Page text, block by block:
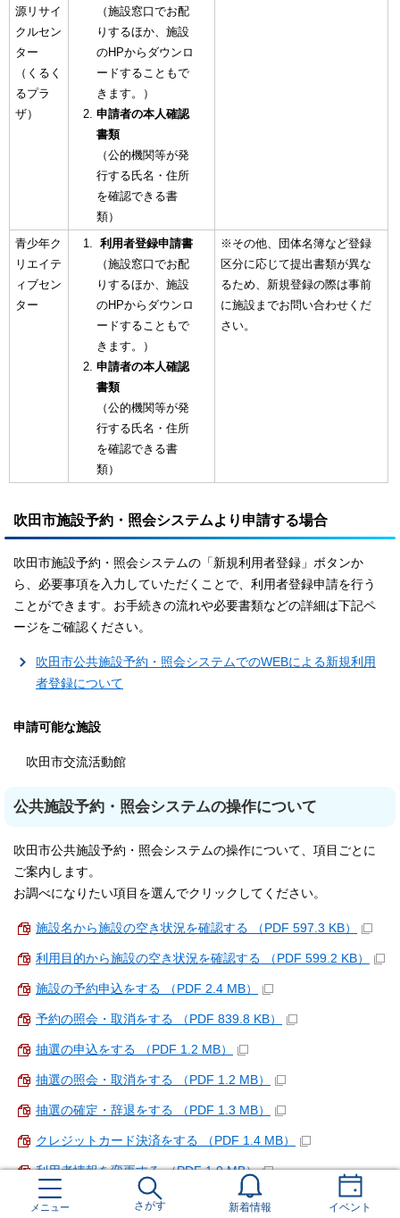
源リサイ
クルセン
ター
（くるく
るプラ
ザ）
（施設窓口でお配
りするほか、施設
のHPからダウンロ
ードすることもで
きます。）
申請者の本人確認
書類
（公的機関等が発
行する氏名・住所
を確認できる書
類）
青少年ク
リエイテ
ィブセン
ター
利用者登録申請書
（施設窓口でお配
りするほか、施設
のHPからダウンロ
ードすることもで
きます。）
申請者の本人確認
書類
（公的機関等が発
行する氏名・住所
を確認できる書
類）
※その他、団体名簿など登録
区分に応じて提出書類が異な
るため、新規登録の際は事前
に施設までお問い合わせくだ
さい。
吹田市施設予約・照会システムより申請する場合
吹田市施設予約・照会システムの「新規利用者登録」ボタンか
ら、必要事項を入力していただくことで、利用者登録申請を行う
ことができます。お手続きの流れや必要書類などの詳細は下記ペ
ージをご確認ください。
吹田市公共施設予約・照会システムでのWEBによる新規利用
者登録について
申請可能な施設
吹田市交流活動館
公共施設予約・照会システムの操作について
吹田市公共施設予約・照会システムの操作について、項目ごとに
ご案内します。
お調べになりたい項目を選んでクリックしてください。
施設名から施設の空き状況を確認する （PDF 597.3 KB）
利用目的から施設の空き状況を確認する （PDF 599.2 KB）
施設の予約申込をする （PDF 2.4 MB）
予約の照会・取消をする （PDF 839.8 KB）
抽選の申込をする （PDF 1.2 MB）
抽選の照会・取消をする （PDF 1.2 MB）
抽選の確定・辞退をする （PDF 1.3 MB）
クレジットカード決済をする （PDF 1.4 MB）
利用者情報を変更する （PDF 1.0 MB）
メニュー さがす 新着情報 イベント